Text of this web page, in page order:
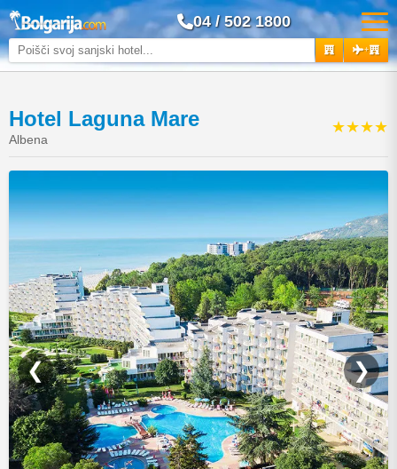
04 / 502 1800
+
Hotel Laguna Mare
Albena
★★★★
❮ ❯